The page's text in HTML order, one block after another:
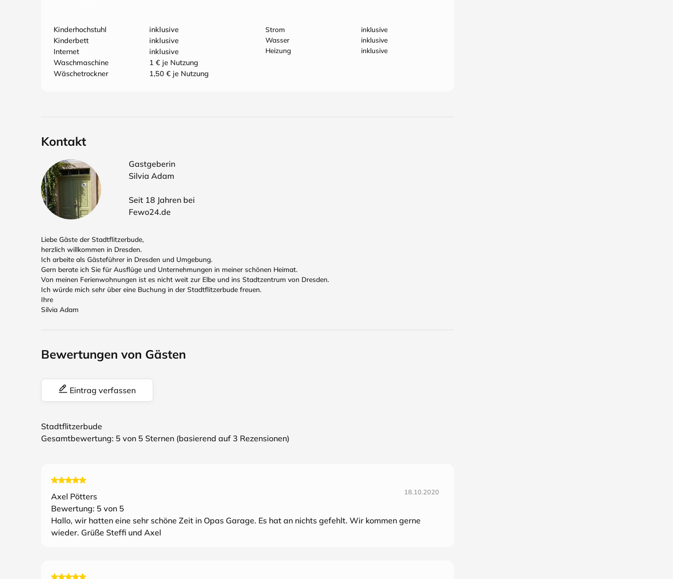
Kinderhochstuhl
inklusive
Kinderbett
inklusive
Internet
inklusive
Waschmaschine
1 € je Nutzung
Wäschetrockner
1,50 € je Nutzung
Strom
inklusive
Wasser
inklusive
Heizung
inklusive
Kontakt
Gastgeberin
Silvia Adam
Seit 18 Jahren bei
Fewo24.de
Liebe Gäste der Stadtflitzerbude,
herzlich willkommen in Dresden.
Ich arbeite als Gästeführer in Dresden und Umgebung.
Gern berate ich Sie für Ausflüge und Unternehmungen in meiner schönen Heimat.
Von meinen Ferienwohnungen ist es nicht weit zur Elbe und ins Stadtzentrum von Dresden.
Ich würde mich sehr über eine Buchung in der Stadtflitzerbude freuen.
Ihre
Silvia Adam
Bewertungen von Gästen
Eintrag verfassen
Stadtflitzerbude
Gesamtbewertung: 5 von 5 Sternen (basierend auf 3 Rezensionen)
Axel Pötters 18.10.2020
Bewertung: 5 von 5
Hallo, wir hatten eine sehr schöne Zeit in Opas Garage. Es hat an nichts gefehlt. Wir kommen gerne
wieder. Grüße Steffi und Axel